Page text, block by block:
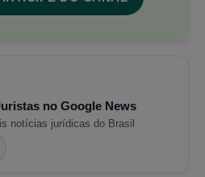
no Google News
notícias jurídicas do Brasil